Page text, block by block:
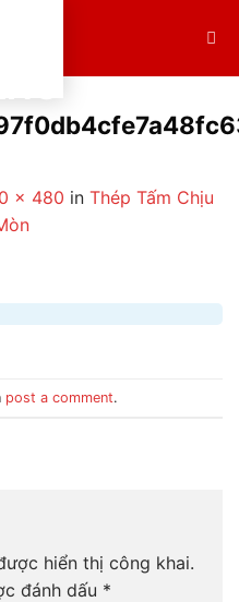
× 480 in Thép Tấm Chịu
post a comment.
hiển thị công khai.
đánh dấu *